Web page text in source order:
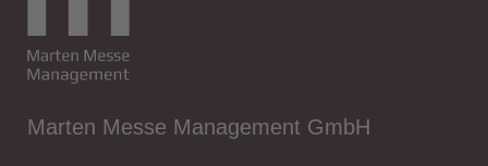
Marten Messe Management GmbH